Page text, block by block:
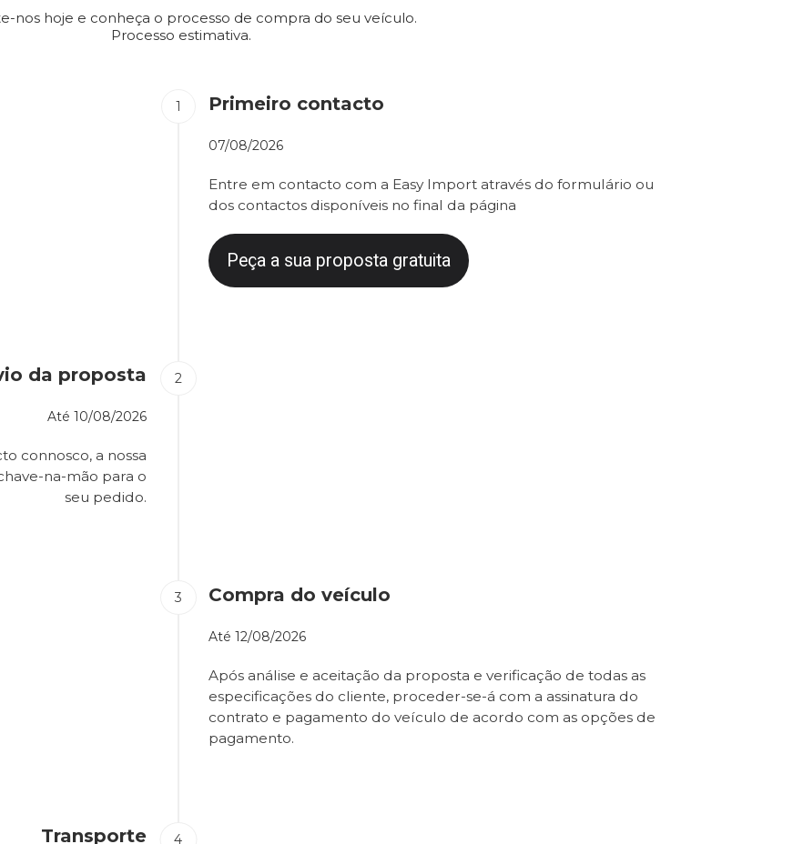
nos hoje e conheça o processo de compra do seu veículo.
Processo estimativa.
Primeiro contacto
07/08/2026
Entre em contacto com a Easy Import através do formulário ou
dos contactos disponíveis no final da página
Peça a sua proposta gratuita
da proposta
Até 10/08/2026
connosco, a nossa
na-mão para o
seu pedido.
Compra do veículo
Até 12/08/2026
Após análise e aceitação da proposta e verificação de todas as
especificações do cliente, proceder-se-á com a assinatura do
contrato e pagamento do veículo de acordo com as opções de
pagamento.
Transporte